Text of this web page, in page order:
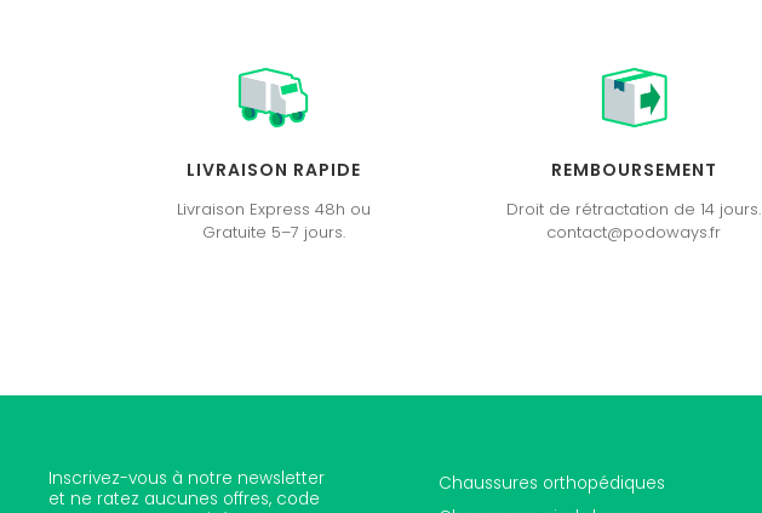
LIVRAISON RAPIDE
Livraison Express 48h ou
Gratuite 5–7 jours.
REMBOURSEMENT
Droit de rétractation de 14 jours.
contact@podoways.fr
Inscrivez-vous à notre newsletter
et ne ratez aucunes offres, code
Chaussures orthopédiques